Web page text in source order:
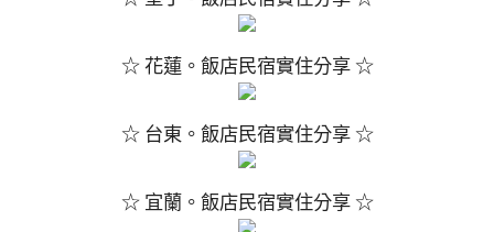
☆ 花蓮。飯店民宿實住分享 ☆
☆ 台東。飯店民宿實住分享 ☆
☆ 宜蘭。飯店民宿實住分享 ☆